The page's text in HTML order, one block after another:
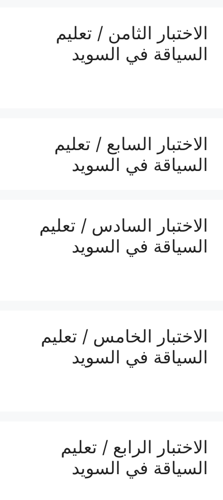
الاختبار الثامن / تعليم
السياقة في السويد
الاختبار السابع / تعليم
السياقة في السويد
الاختبار السادس / تعليم
السياقة في السويد
الاختبار الخامس / تعليم
السياقة في السويد
الاختبار الرابع / تعليم
السياقة في السويد